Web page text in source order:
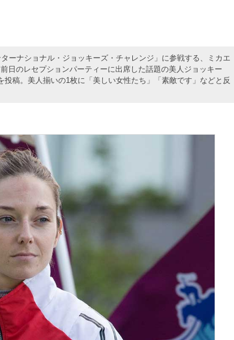
ーナショナル・ジョッキーズ・チャレンジ」に参戦する、ミカエ
日のレセプションパーティーに出席した話題の美人ジョッキー
稿。美人揃いの1枚に「美しい女性たち」「素敵です」などと反